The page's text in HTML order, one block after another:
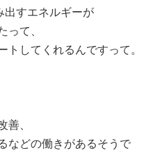
出すエネルギーが
って、
トしてくれるんですって。
善、
などの働きがあるそうで